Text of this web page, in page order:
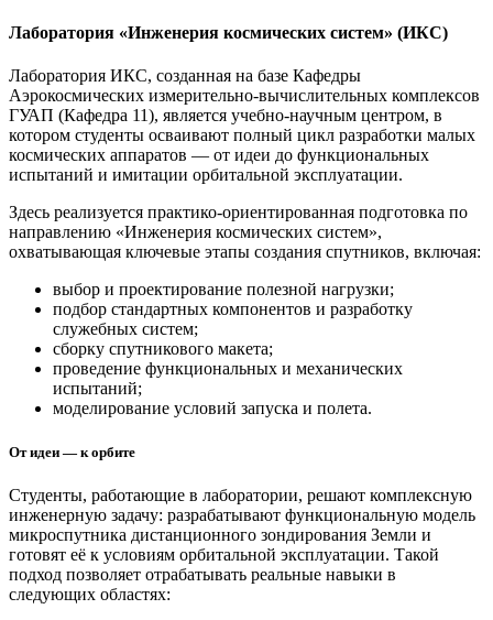
Лаборатория «Инженерия космических систем» (ИКС)
Лаборатория ИКС, созданная на базе Кафедры
Аэрокосмических измерительно-вычислительных комплексов
ГУАП (Кафедра 11), является учебно-научным центром, в
котором студенты осваивают полный цикл разработки малых
космических аппаратов — от идеи до функциональных
испытаний и имитации орбитальной эксплуатации.
Здесь реализуется практико-ориентированная подготовка по
направлению «Инженерия космических систем»,
охватывающая ключевые этапы создания спутников, включая:
выбор и проектирование полезной нагрузки;
подбор стандартных компонентов и разработку
служебных систем;
сборку спутникового макета;
проведение функциональных и механических
испытаний;
моделирование условий запуска и полета.
От идеи — к орбите
Студенты, работающие в лаборатории, решают комплексную
инженерную задачу: разрабатывают функциональную модель
микроспутника дистанционного зондирования Земли и
готовят её к условиям орбитальной эксплуатации. Такой
подход позволяет отрабатывать реальные навыки в
следующих областях: